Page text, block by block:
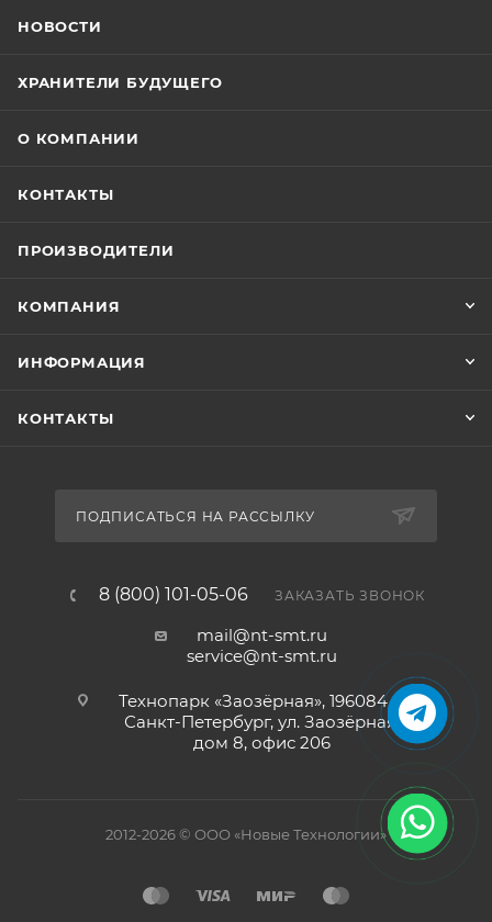
НОВОСТИ
ХРАНИТЕЛИ БУДУЩЕГО
О КОМПАНИИ
КОНТАКТЫ
ПРОИЗВОДИТЕЛИ
КОМПАНИЯ
ИНФОРМАЦИЯ
КОНТАКТЫ
ПОДПИСАТЬСЯ НА РАССЫЛКУ
8 (800) 101-05-06 ЗАКАЗАТЬ ЗВОНОК
mail@nt-smt.ru
service@nt-smt.ru
Технопарк «Заозёрная», 196084, г.
Санкт-Петербург, ул. Заозёрная,
дом 8, офис 206
2012-2026 © ООО «Новые Технологии»